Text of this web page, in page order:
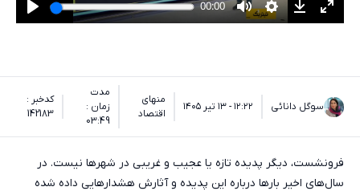
سوگل دانائی ۱۲:۲۲ - ۱۳ تیر ۱۴۰۵
منهای
اقتصاد
مدت
زمان :
03:49
کدخبر :
142183
فرونشست، دیگر پدیده تازه یا عجیب و غریبی در شهرها نیست. در
سال‌های اخیر بارها درباره این پدیده و آثارش هشدارهایی داده شده